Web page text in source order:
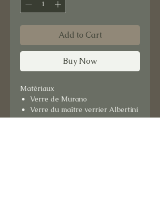
Add to Cart
Buy Now
Matériaux
Verre de Murano
Verre du maître verrier Albertini